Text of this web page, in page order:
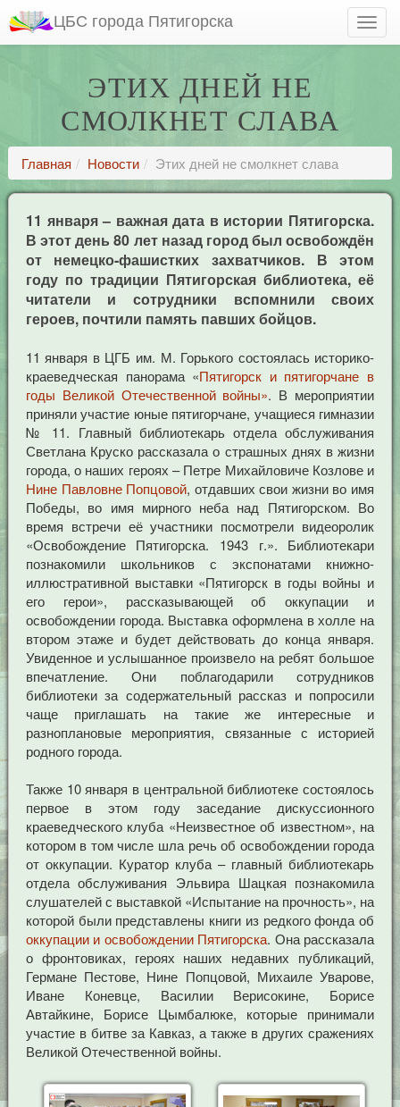
ЦБС города Пятигорска
ЭТИХ ДНЕЙ НЕ
СМОЛКНЕТ СЛАВА
Главная Новости Этих дней не смолкнет слава
11 января – важная дата в истории Пятигорска.
В этот день 80 лет назад город был освобождён
от немецко-фашистких захватчиков. В этом
году по традиции Пятигорская библиотека, её
читатели и сотрудники вспомнили своих
героев, почтили память павших бойцов.
11 января в ЦГБ им. М. Горького состоялась историко-
краеведческая панорама «Пятигорск и пятигорчане в
годы Великой Отечественной войны». В мероприятии
приняли участие юные пятигорчане, учащиеся гимназии
№ 11. Главный библиотекарь отдела обслуживания
Светлана Круско рассказала о страшных днях в жизни
города, о наших героях – Петре Михайловиче Козлове и
Нине Павловне Попцовой, отдавших свои жизни во имя
Победы, во имя мирного неба над Пятигорском. Во
время встречи её участники посмотрели видеоролик
«Освобождение Пятигорска. 1943 г.». Библиотекари
познакомили школьников с экспонатами книжно-
иллюстративной выставки «Пятигорск в годы войны и
его герои», рассказывающей об оккупации и
освобождении города. Выставка оформлена в холле на
втором этаже и будет действовать до конца января.
Увиденное и услышанное произвело на ребят большое
впечатление. Они поблагодарили сотрудников
библиотеки за содержательный рассказ и попросили
чаще приглашать на такие же интересные и
разноплановые мероприятия, связанные с историей
родного города.
Также 10 января в центральной библиотеке состоялось
первое в этом году заседание дискуссионного
краеведческого клуба «Неизвестное об известном», на
котором в том числе шла речь об освобождении города
от оккупации. Куратор клуба – главный библиотекарь
отдела обслуживания Эльвира Шацкая познакомила
слушателей с выставкой «Испытание на прочность», на
которой были представлены книги из редкого фонда об
оккупации и освобождении Пятигорска. Она рассказала
о фронтовиках, героях наших недавних публикаций,
Германе Пестове, Нине Попцовой, Михаиле Уварове,
Иване Коневце, Василии Верисокине, Борисе
Автайкине, Борисе Цымбалюке, которые принимали
участие в битве за Кавказ, а также в других сражениях
Великой Отечественной войны.